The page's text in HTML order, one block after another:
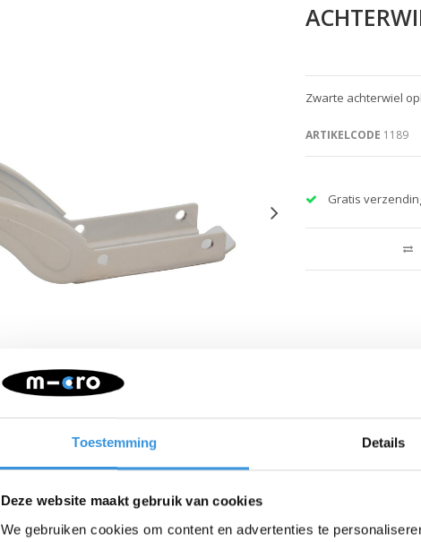
Toestemming Details
Deze website maakt gebruik van cookies
We gebruiken cookies om content en advertenties te
Zwarte achterwiel
ARTIKELCODE 1189
Gratis